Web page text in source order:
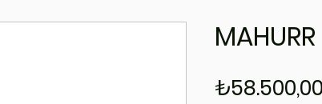
₺58.500,00